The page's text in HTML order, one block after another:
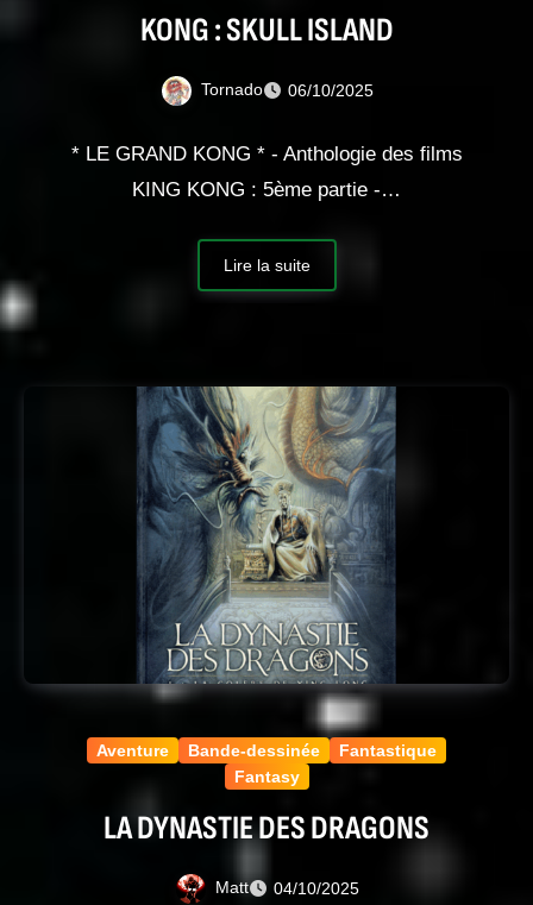
KONG : SKULL ISLAND
Tornado 06/10/2025
* LE GRAND KONG * - Anthologie des films
KING KONG : 5ème partie -…
Lire la suite
Aventure Bande-dessinée
Fantastique
Fantasy
LA DYNASTIE DES DRAGONS
Matt 04/10/2025